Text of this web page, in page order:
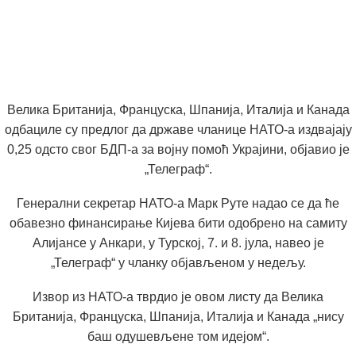
Велика Британија, Француска, Шпанија, Италија и Канада
одбациле су предлог да државе чланице НАТО-а издвајају
0,25 одсто свог БДП-а за војну помоћ Украјини, објавио је
„Телеграф“.
Генерални секретар НАТО-а Марк Руте надао се да ће
обавезно финансирање Кијева бити одобрено на самиту
Алијансе у Анкари, у Турској, 7. и 8. јула, навео је
„Телеграф“ у чланку објављеном у недељу.
Извор из НАТО-а тврдио је овом листу да Велика
Британија, Француска, Шпанија, Италија и Канада „нису
баш одушевљене том идејом“.